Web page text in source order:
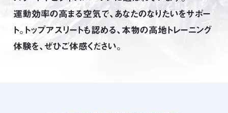
運動効率の高まる空気で、あなたのなりたいをサポー
ト。 トップアスリートも認める、本物の高地トレーニング
体験を、ぜひご体感ください。